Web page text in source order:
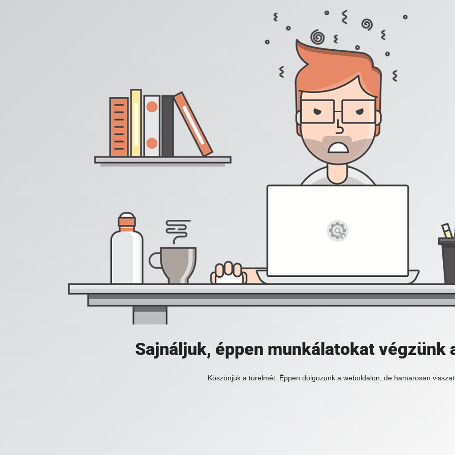
Sajnáljuk, éppen munkálatokat végzünk
Köszönjük a türelmét. Éppen dolgozunk a weboldalon, de hamarosan